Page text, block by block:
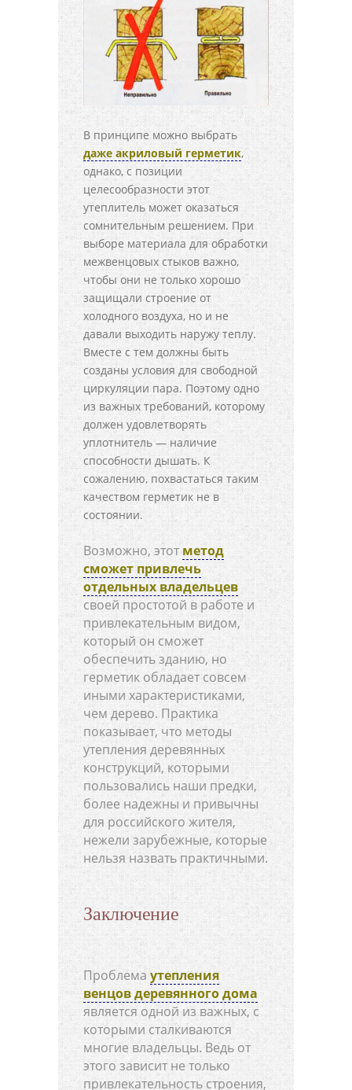
В принципе можно выбрать
даже акриловый герметик,
однако, с позиции
целесообразности этот
утеплитель может оказаться
сомнительным решением. При
выборе материала для обработки
межвенцовых стыков важно,
чтобы они не только хорошо
защищали строение от
холодного воздуха, но и не
давали выходить наружу теплу.
Вместе с тем должны быть
созданы условия для свободной
циркуляции пара. Поэтому одно
из важных требований, которому
должен удовлетворять
уплотнитель — наличие
способности дышать. К
сожалению, похвастаться таким
качеством герметик не в
состоянии.
Возможно, этотметод
сможет привлечь
отдельных владельцев
своей простотой в работе и
привлекательным видом,
который он сможет
обеспечить зданию, но
герметик обладает совсем
иными характеристиками,
чем дерево. Практика
показывает, что методы
утепления деревянных
конструкций, которыми
пользовались наши предки,
более надежны и привычны
для российского жителя,
нежели зарубежные, которые
нельзя назвать практичными.
Заключение
Проблема утепления
венцов деревянного дома
является одной из важных, с
которыми сталкиваются
многие владельцы. Ведь от
этого зависит не только
привлекательность строения,